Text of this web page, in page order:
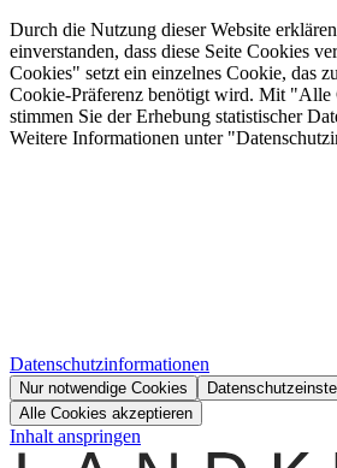
Durch die Nutzung dieser Website
einverstanden, dass diese Seite Cookies
Cookies" setzt ein einzelnes Cookie, das
Cookie-Präferenz benötigt wird. Mit "Alle
stimmen Sie der Erhebung statistischer
Weitere Informationen unter
Datenschutzinformationen
Nur notwendige Cookies
Alle Cookies akzeptieren
Inhalt anspringen